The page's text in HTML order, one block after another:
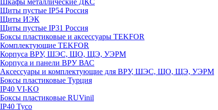
Шкафы металлические ДКС
Щиты пустые IP54 Россия
Щиты ИЭК
Щиты пустые IP31 Россия
Боксы пластиковые и аксессуары TEKFOR
Комплектующие TEKFOR
Корпуса ВРУ, ШЭС, ЩО, ЩЭ, УЭРМ
Корпуса и панели ВРУ ВАС
Аксессуары и комплектующие для ВРУ, ШЭС, ЩО, ЩЭ, УЭРМ
Боксы пластиковые Турция
IP40 VI-KO
Боксы пластиковые RUVinil
IP40 Тусо